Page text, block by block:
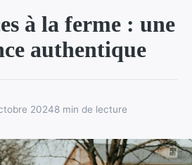
à la ferme : une
authentique
20248 min de lecture